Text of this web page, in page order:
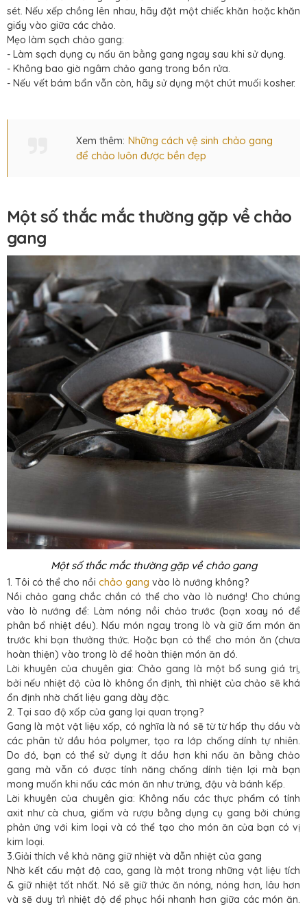
sét. Nếu xếp chồng lên nhau, hãy đặt một chiếc khăn hoặc khăn
giấy vào giữa các chảo.
Mẹo làm sạch chảo gang:
- Làm sạch dụng cụ nấu ăn bằng gang ngay sau khi sử dụng.
- Không bao giờ ngâm chảo gang trong bồn rửa.
- Nếu vết bám bẩn vẫn còn, hãy sử dụng một chút muối kosher.
Xem thêm: Những cách vệ sinh chảo gang
để chảo luôn được bền đẹp
Một số thắc mắc thường gặp về chảo
gang
Một số thắc mắc thường gặp về chảo gang
1. Tôi có thể cho nồi chảo gang vào lò nướng không?
Nồi chảo gang chắc chắn có thể cho vào lò nướng! Cho chúng
vào lò nướng để: Làm nóng nồi chảo trước (bạn xoay nó để
phân bổ nhiệt đều). Nấu món ngay trong lò và giữ ấm món ăn
trước khi bạn thưởng thức. Hoặc bạn có thể cho món ăn (chưa
hoàn thiện) vào trong lò để hoàn thiện món ăn đó.
Lời khuyên của chuyên gia: Chảo gang là một bổ sung giá trị,
bởi nếu nhiệt độ của lò không ổn định, thì nhiệt của chảo sẽ khá
ổn định nhờ chất liệu gang dày đặc.
2. Tại sao độ xốp của gang lại quan trọng?
Gang là một vật liệu xốp, có nghĩa là nó sẽ từ từ hấp thụ dầu và
các phân tử dầu hóa polymer, tạo ra lớp chống dính tự nhiên.
Do đó, bạn có thể sử dụng ít dầu hơn khi nấu ăn bằng chảo
gang mà vẫn có được tính năng chống dính tiện lợi mà bạn
mong muốn khi nấu các món ăn như trứng, đậu và bánh kếp.
Lời khuyên của chuyên gia: Không nấu các thực phẩm có tính
axit như cà chua, giấm và rượu bằng dụng cụ gang bởi chúng
phản ứng với kim loại và có thể tạo cho món ăn của bạn có vị
kim loại.
3.Giải thích về khả năng giữ nhiệt và dẫn nhiệt của gang
Nhờ kết cấu mật độ cao, gang là một trong những vật liệu tích
& giữ nhiệt tốt nhất. Nó sẽ giữ thức ăn nóng, nóng hơn, lâu hơn
và sẽ duy trì nhiệt độ để phục hồi nhanh hơn giữa các món ăn.